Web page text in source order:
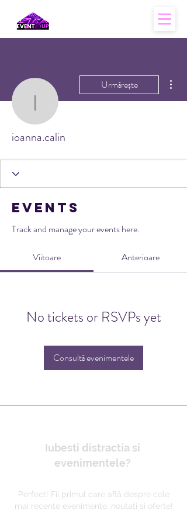
ioanna.calin
Urmărește
ioanna.calin
Events
Track and manage your events here.
Viitoare Anterioare
No tickets or RSVPs yet
Consultă evenimentele
Iubesti distractia si
evenimentele?
Perfect! Fii primul care află despre cele
mai recente evenimente, noutati si oferte!